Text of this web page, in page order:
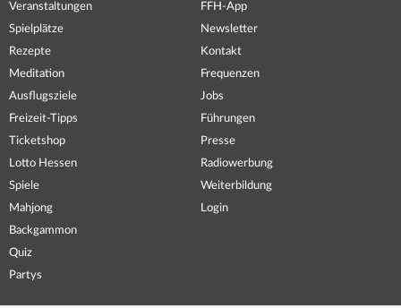
Veranstaltungen
Spielplätze
Rezepte
Meditation
Ausflugsziele
Freizeit-Tipps
Ticketshop
Lotto Hessen
Spiele
Mahjong
Backgammon
Quiz
Partys
FFH-App
Newsletter
Kontakt
Frequenzen
Jobs
Führungen
Presse
Radiowerbung
Weiterbildung
Login